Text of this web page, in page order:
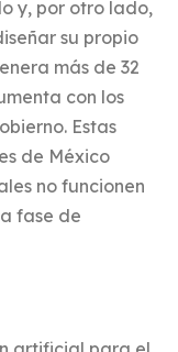
y, por otro lado,
su propio
más de 32
con los
Estas
de México
no funcionen
fase de